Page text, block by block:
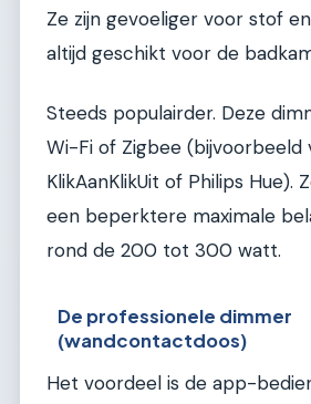
Ze zijn gevoeliger voor stof
altijd geschikt voor de
Steeds populairder. Deze
Wi-Fi of Zigbee (bijvoorbeeld
KlikAanKlikUit of Philips Hue).
een beperktere maximale
rond de 200 tot 300 watt.
De professionele dimmer
(wandcontactdoos)
Het voordeel is de app-